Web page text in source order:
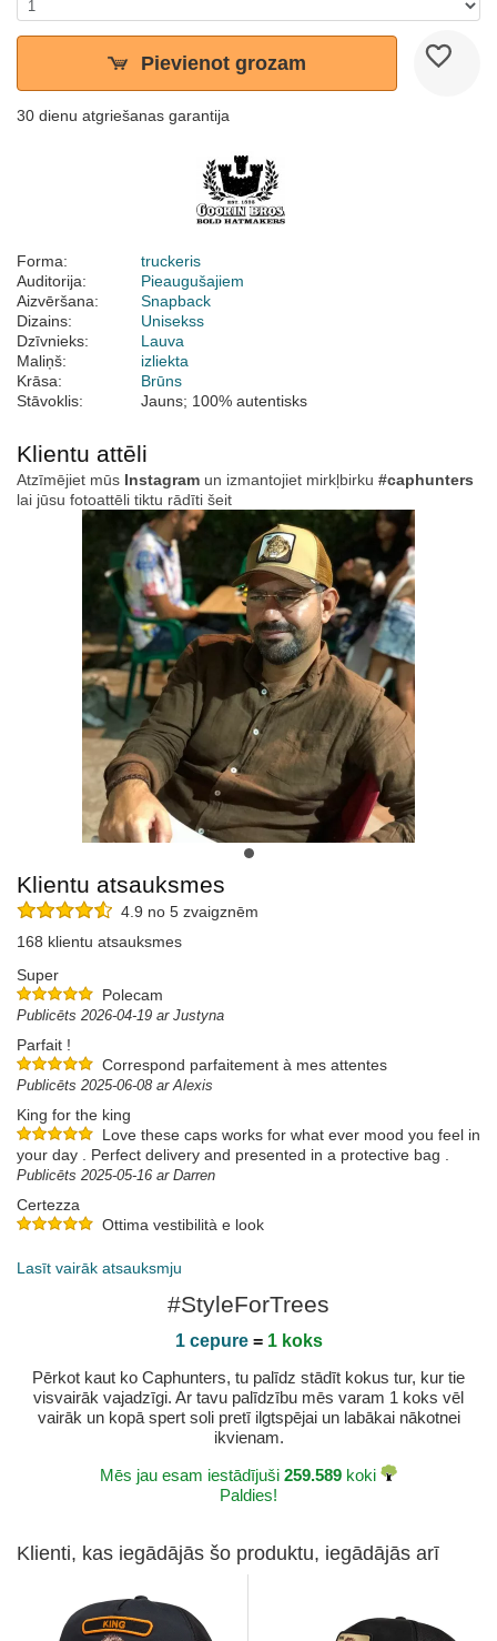
Pievienot grozam
30 dienu atgriešanas garantija
Forma:
truckeris
Auditorija:
Pieaugušajiem
Aizvēršana:
Snapback
Dizains:
Unisekss
Dzīvnieks:
Lauva
Maliņš:
izliekta
Krāsa:
Brūns
Stāvoklis:
Jauns; 100% autentisks
Klientu attēli
Atzīmējiet mūs Instagram un izmantojiet mirkļbirku #caphunters
lai jūsu fotoattēli tiktu rādīti šeit
Klientu atsauksmes
4.9 no 5 zvaigznēm
168 klientu atsauksmes
Super
Polecam
Publicēts 2026-04-19 ar Justyna
Parfait !
Correspond parfaitement à mes attentes
Publicēts 2025-06-08 ar Alexis
King for the king
Love these caps works for what ever mood you feel in
your day . Perfect delivery and presented in a protective bag .
Publicēts 2025-05-16 ar Darren
Certezza
Ottima vestibilità e look
Lasīt vairāk atsauksmju
#StyleForTrees
1 cepure= 1 koks
Pērkot kaut ko Caphunters, tu palīdz stādīt kokus tur, kur tie
visvairāk vajadzīgi. Ar tavu palīdzību mēs varam 1 koks vēl
vairāk un kopā spert soli pretī ilgtspējai un labākai nākotnei
ikvienam.
Mēs jau esam iestādījuši 259.589 koki
Paldies!
Klienti, kas iegādājās šo produktu, iegādājās arī